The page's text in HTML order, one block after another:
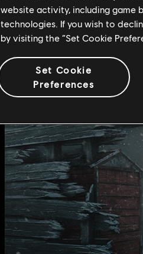
ゲーム内、または https://
website activity, including game
technologies. If you wish to
by visiting the “Set Cookie
Set Cookie
Preferences